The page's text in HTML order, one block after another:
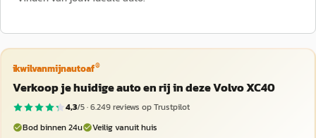
ikwilvanmijnautoaf®
Verkoop je huidige auto en rij in deze Volvo XC40
4,3/5 ·6.249reviews op Trustpilot
Bod binnen 24u
Veilig vanuit huis